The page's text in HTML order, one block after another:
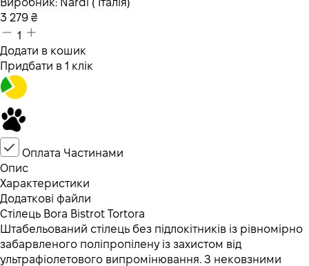
Виробник: Nardi ( Італія)
3 279 ₴
1
Додати в кошик
Придбати в 1 клік
Оплата Частинами
Опис
Характеристики
Додаткові файли
Стілець Bora Bistrot Tortora
Штабельований стілець без підлокітників із рівномірно
забарвленого поліпропілену із захистом від
ультрафіолетового випромінювання. З нековзними